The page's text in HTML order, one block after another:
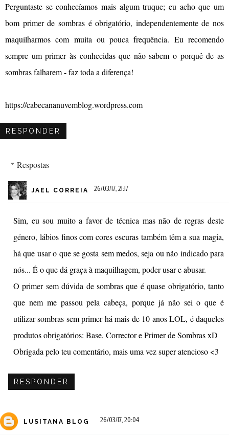
Perguntaste se conhecíamos mais algum truque; eu acho que um
bom primer de sombras é obrigatório, independentemente de nos
maquilharmos com muita ou pouca frequência. Eu recomendo
sempre um primer às conhecidas que não sabem o porquê de as
sombras falharem - faz toda a diferença!
https://cabecananuvemblog.wordpress.com
RESPONDER
Respostas
JAEL CORREIA 26/03/17, 21:17
Sim, eu sou muito a favor de técnica mas não de regras deste
género, lábios finos com cores escuras também têm a sua magia,
há que usar o que se gosta sem medos, seja ou não indicado para
nós... É o que dá graça à maquilhagem, poder usar e abusar.
O primer sem dúvida de sombras que é quase obrigatório, tanto
que nem me passou pela cabeça, porque já não sei o que é
utilizar sombras sem primer há mais de 10 anos LOL, é daqueles
produtos obrigatórios: Base, Corrector e Primer de Sombras xD
Obrigada pelo teu comentário, mais uma vez super atencioso <3
RESPONDER
LUSITANA BLOG 26/03/17, 20:04